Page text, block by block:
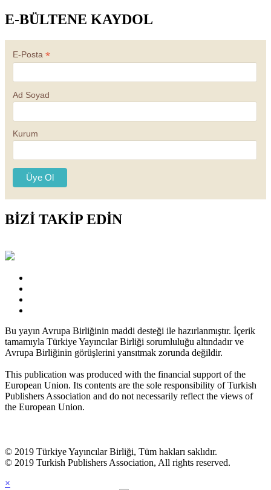
E-BÜLTENE KAYDOL
E-Posta *
Ad Soyad
Kurum
BİZİ TAKİP EDİN
Bu yayın Avrupa Birliğinin maddi desteği ile hazırlanmıştır. İçerik
tamamıyla Türkiye Yayıncılar Birliği sorumluluğu altındadır ve
Avrupa Birliğinin görüşlerini yansıtmak zorunda değildir.
This publication was produced with the financial support of the
European Union. Its contents are the sole responsibility of Turkish
Publishers Association and do not necessarily reflect the views of
the European Union.
© 2019 Türkiye Yayıncılar Birliği, Tüm hakları saklıdır.
© 2019 Turkish Publishers Association, All rights reserved.
×